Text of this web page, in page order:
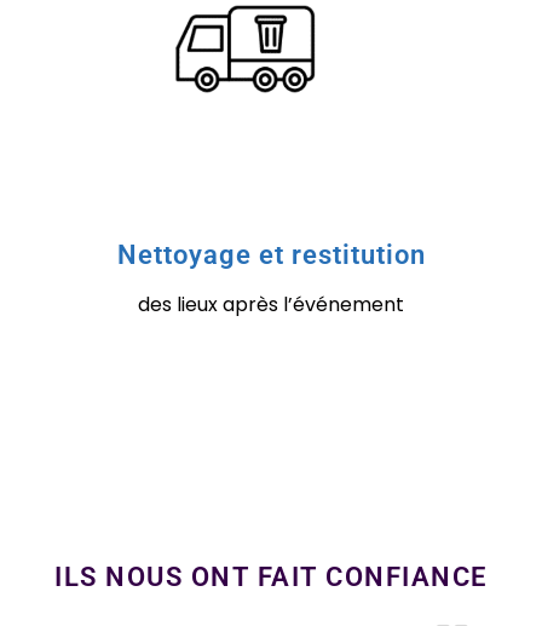
Nettoyage et restitution
des lieux après l’événement
ILS NOUS ONT FAIT CONFIANCE